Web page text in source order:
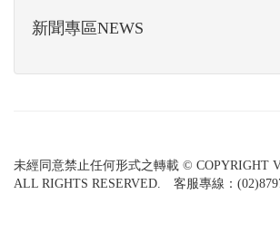
新聞專區NEWS
未經同意禁止任何形式之轉載 © COPYRIGHT
ALL RIGHTS RESERVED. 客服專線：